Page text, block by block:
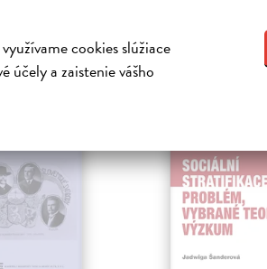
cookies slúžiace
účely a zaistenie vášho
vkusom si kúpili aj: